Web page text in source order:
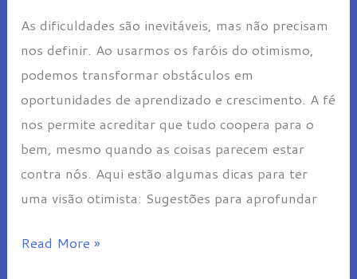
As dificuldades são inevitáveis, mas não precisam
nos definir. Ao usarmos os faróis do otimismo,
podemos transformar obstáculos em
oportunidades de aprendizado e crescimento. A fé
nos permite acreditar que tudo coopera para o
bem, mesmo quando as coisas parecem estar
contra nós. Aqui estão algumas dicas para ter
uma visão otimista: Sugestões para aprofundar
Read More »